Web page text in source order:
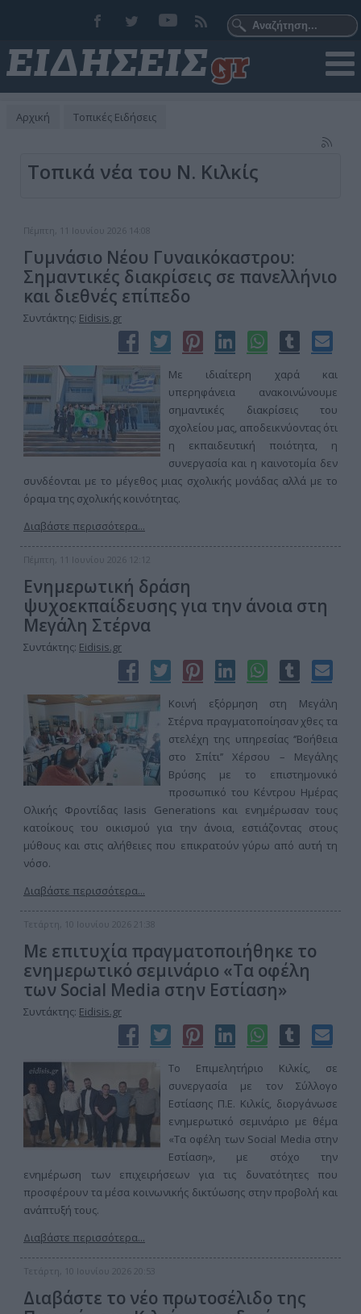
Αρχική Τοπικές Ειδήσεις
Τοπικά νέα του Ν. Κιλκίς
Πέμπτη, 11 Ιουνίου 2026 14:08
Γυμνάσιο Νέου Γυναικόκαστρου:
Σημαντικές διακρίσεις σε πανελλήνιο
και διεθνές επίπεδο
Συντάκτης: Eidisis.gr
Με ιδιαίτερη χαρά και
υπερηφάνεια ανακοινώνουμε
σημαντικές διακρίσεις του
σχολείου μας, αποδεικνύοντας ότι
η εκπαιδευτική ποιότητα, η
συνεργασία και η καινοτομία δεν
συνδέονται με το μέγεθος μιας σχολικής μονάδας αλλά με το
όραμα της σχολικής κοινότητας.
Διαβάστε περισσότερα...
Πέμπτη, 11 Ιουνίου 2026 12:12
Ενημερωτική δράση
ψυχοεκπαίδευσης για την άνοια στη
Μεγάλη Στέρνα
Συντάκτης: Eidisis.gr
Κοινή εξόρμηση στη Μεγάλη
Στέρνα πραγματοποίησαν χθες τα
στελέχη της υπηρεσίας ‘’Βοήθεια
στο Σπίτι’’ Χέρσου – Μεγάλης
Βρύσης με το επιστημονικό
προσωπικό του Κέντρου Ημέρας
Ολικής Φροντίδας Iasis Generations και ενημέρωσαν τους
κατοίκους του οικισμού για την άνοια, εστιάζοντας στους
μύθους και στις αλήθειες που επικρατούν γύρω από αυτή τη
νόσο.
Διαβάστε περισσότερα...
Τετάρτη, 10 Ιουνίου 2026 21:38
Με επιτυχία πραγματοποιήθηκε το
ενημερωτικό σεμινάριο «Τα οφέλη
των Social Media στην Εστίαση»
Συντάκτης: Eidisis.gr
Το Επιμελητήριο Κιλκίς, σε
συνεργασία με τον Σύλλογο
Εστίασης Π.Ε. Κιλκίς, διοργάνωσε
ενημερωτικό σεμινάριο με θέμα
«Τα οφέλη των Social Media στην
Εστίαση», με στόχο την
ενημέρωση των επιχειρήσεων για τις δυνατότητες που
προσφέρουν τα μέσα κοινωνικής δικτύωσης στην προβολή και
ανάπτυξή τους.
Διαβάστε περισσότερα...
Τετάρτη, 10 Ιουνίου 2026 20:53
Διαβάστε το νέο πρωτοσέλιδο της